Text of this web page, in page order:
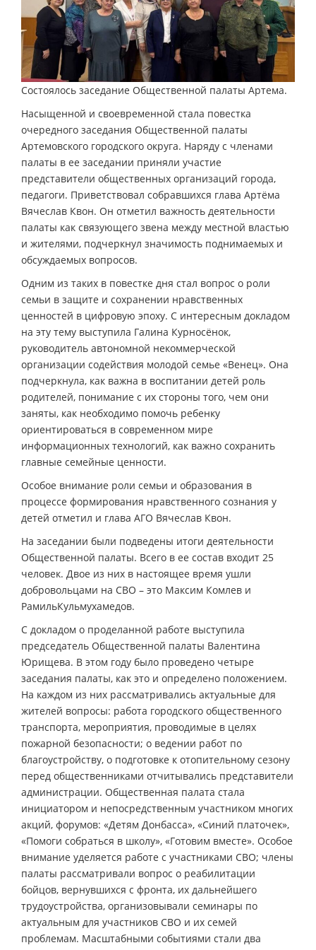
Состоялось заседание Общественной палаты Артема.
Насыщенной и своевременной стала повестка
очередного заседания Общественной палаты
Артемовского городского округа. Наряду с членами
палаты в ее заседании приняли участие
представители общественных организаций города,
педагоги. Приветствовал собравшихся глава Артёма
Вячеслав Квон. Он отметил важность деятельности
палаты как связующего звена между местной властью
и жителями, подчеркнул значимость поднимаемых и
обсуждаемых вопросов.
Одним из таких в повестке дня стал вопрос о роли
семьи в защите и сохранении нравственных
ценностей в цифровую эпоху. С интересным докладом
на эту тему выступила Галина Курносёнок,
руководитель автономной некоммерческой
организации содействия молодой семье «Венец». Она
подчеркнула, как важна в воспитании детей роль
родителей, понимание с их стороны того, чем они
заняты, как необходимо помочь ребенку
ориентироваться в современном мире
информационных технологий, как важно сохранить
главные семейные ценности.
Особое внимание роли семьи и образования в
процессе формирования нравственного сознания у
детей отметил и глава АГО Вячеслав Квон.
На заседании были подведены итоги деятельности
Общественной палаты. Всего в ее состав входит 25
человек. Двое из них в настоящее время ушли
добровольцами на СВО – это Максим Комлев и
РамильКульмухамедов.
С докладом о проделанной работе выступила
председатель Общественной палаты Валентина
Юрищева. В этом году было проведено четыре
заседания палаты, как это и определено положением.
На каждом из них рассматривались актуальные для
жителей вопросы: работа городского общественного
транспорта, мероприятия, проводимые в целях
пожарной безопасности; о ведении работ по
благоустройству, о подготовке к отопительному сезону
перед общественниками отчитывались представители
администрации. Общественная палата стала
инициатором и непосредственным участником многих
акций, форумов: «Детям Донбасса», «Синий платочек»,
«Помоги собраться в школу», «Готовим вместе». Особое
внимание уделяется работе с участниками СВО; члены
палаты рассматривали вопрос о реабилитации
бойцов, вернувшихся с фронта, их дальнейшего
трудоустройства, организовывали семинары по
актуальным для участников СВО и их семей
проблемам. Масштабными событиями стали два